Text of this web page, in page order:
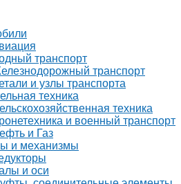
транспорт
транспорт
и узлы транспорта
техника
техника
и военный транспорт
и Газ
и механизмы
и оси